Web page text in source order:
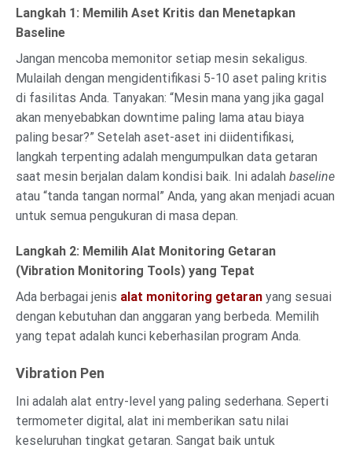
Langkah 1: Memilih Aset Kritis dan Menetapkan
Baseline
Jangan mencoba memonitor setiap mesin sekaligus.
Mulailah dengan mengidentifikasi 5-10 aset paling kritis
di fasilitas Anda. Tanyakan: “Mesin mana yang jika gagal
akan menyebabkan downtime paling lama atau biaya
paling besar?” Setelah aset-aset ini diidentifikasi,
langkah terpenting adalah mengumpulkan data getaran
saat mesin berjalan dalam kondisi baik. Ini adalah baseline
atau “tanda tangan normal” Anda, yang akan menjadi acuan
untuk semua pengukuran di masa depan.
Langkah 2: Memilih Alat Monitoring Getaran
(Vibration Monitoring Tools) yang Tepat
Ada berbagai jenis alat monitoring getaran yang sesuai
dengan kebutuhan dan anggaran yang berbeda. Memilih
yang tepat adalah kunci keberhasilan program Anda.
Vibration Pen
Ini adalah alat entry-level yang paling sederhana. Seperti
termometer digital, alat ini memberikan satu nilai
keseluruhan tingkat getaran. Sangat baik untuk